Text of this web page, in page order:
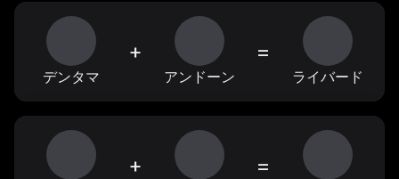
デンタマ
+
アンドーン
=
ライバード
+ =